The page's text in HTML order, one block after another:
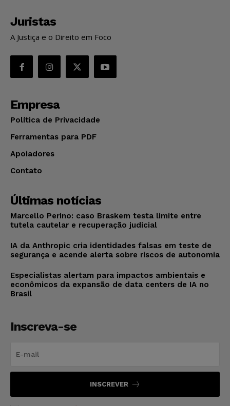
Juristas
A Justiça e o Direito em Foco
Empresa
Política de Privacidade
Ferramentas para PDF
Apoiadores
Contato
Últimas notícias
Marcello Perino: caso Braskem testa limite entre
tutela cautelar e recuperação judicial
IA da Anthropic cria identidades falsas em teste de
segurança e acende alerta sobre riscos de autonomia
Especialistas alertam para impactos ambientais e
econômicos da expansão de data centers de IA no
Brasil
Inscreva-se
INSCREVER